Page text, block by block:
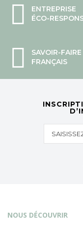
ENTREPRISE
ÉCO-
SAVOIR-FAIRE
FRANÇAIS
NOUS DÉCOUVRIR